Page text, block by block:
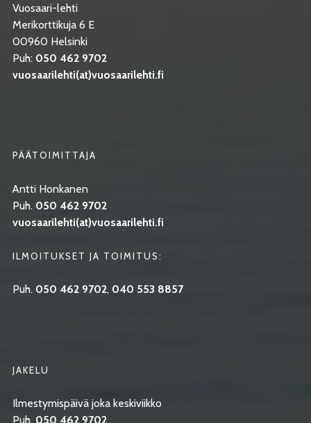
Vuosaari-lehti
Merikorttikuja 6 E
00960 Helsinki
Puh: 050 462 9702
vuosaarilehti(at)vuosaarilehti.fi
PÄÄTOIMITTAJA
Antti Honkanen
Puh. 050 462 9702
vuosaarilehti(at)vuosaarilehti.fi
ILMOITUKSET JA TOIMITUS:
Puh. 050 462 9702, 040 553 8857
JAKELU
Ilmestymispäivä joka keskiviikko
Puh. 050 462 9702